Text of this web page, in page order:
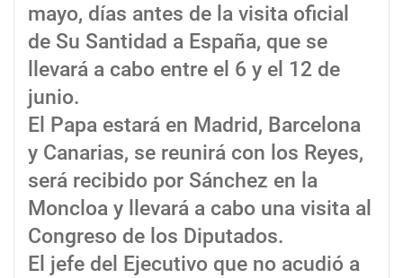
mayo, días antes de la visita oficial
de Su Santidad a España, que se
llevará a cabo entre el 6 y el 12 de
junio.
El Papa estará en Madrid, Barcelona
y Canarias, se reunirá con los Reyes,
será recibido por Sánchez en la
Moncloa y llevará a cabo una visita al
Congreso de los Diputados.
El jefe del Ejecutivo que no acudió a